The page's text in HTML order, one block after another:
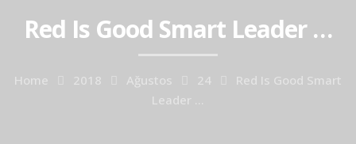
Red Is Good Smart Leader …
Home 2018 Ağustos 24
Red Is Good Smart
Leader …